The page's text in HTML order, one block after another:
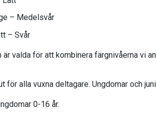
– Medelsvår
– Svår
valda för att kombinera färgnivåerna vi
för alla vuxna deltagare. Ungdomar och
0-16 år.